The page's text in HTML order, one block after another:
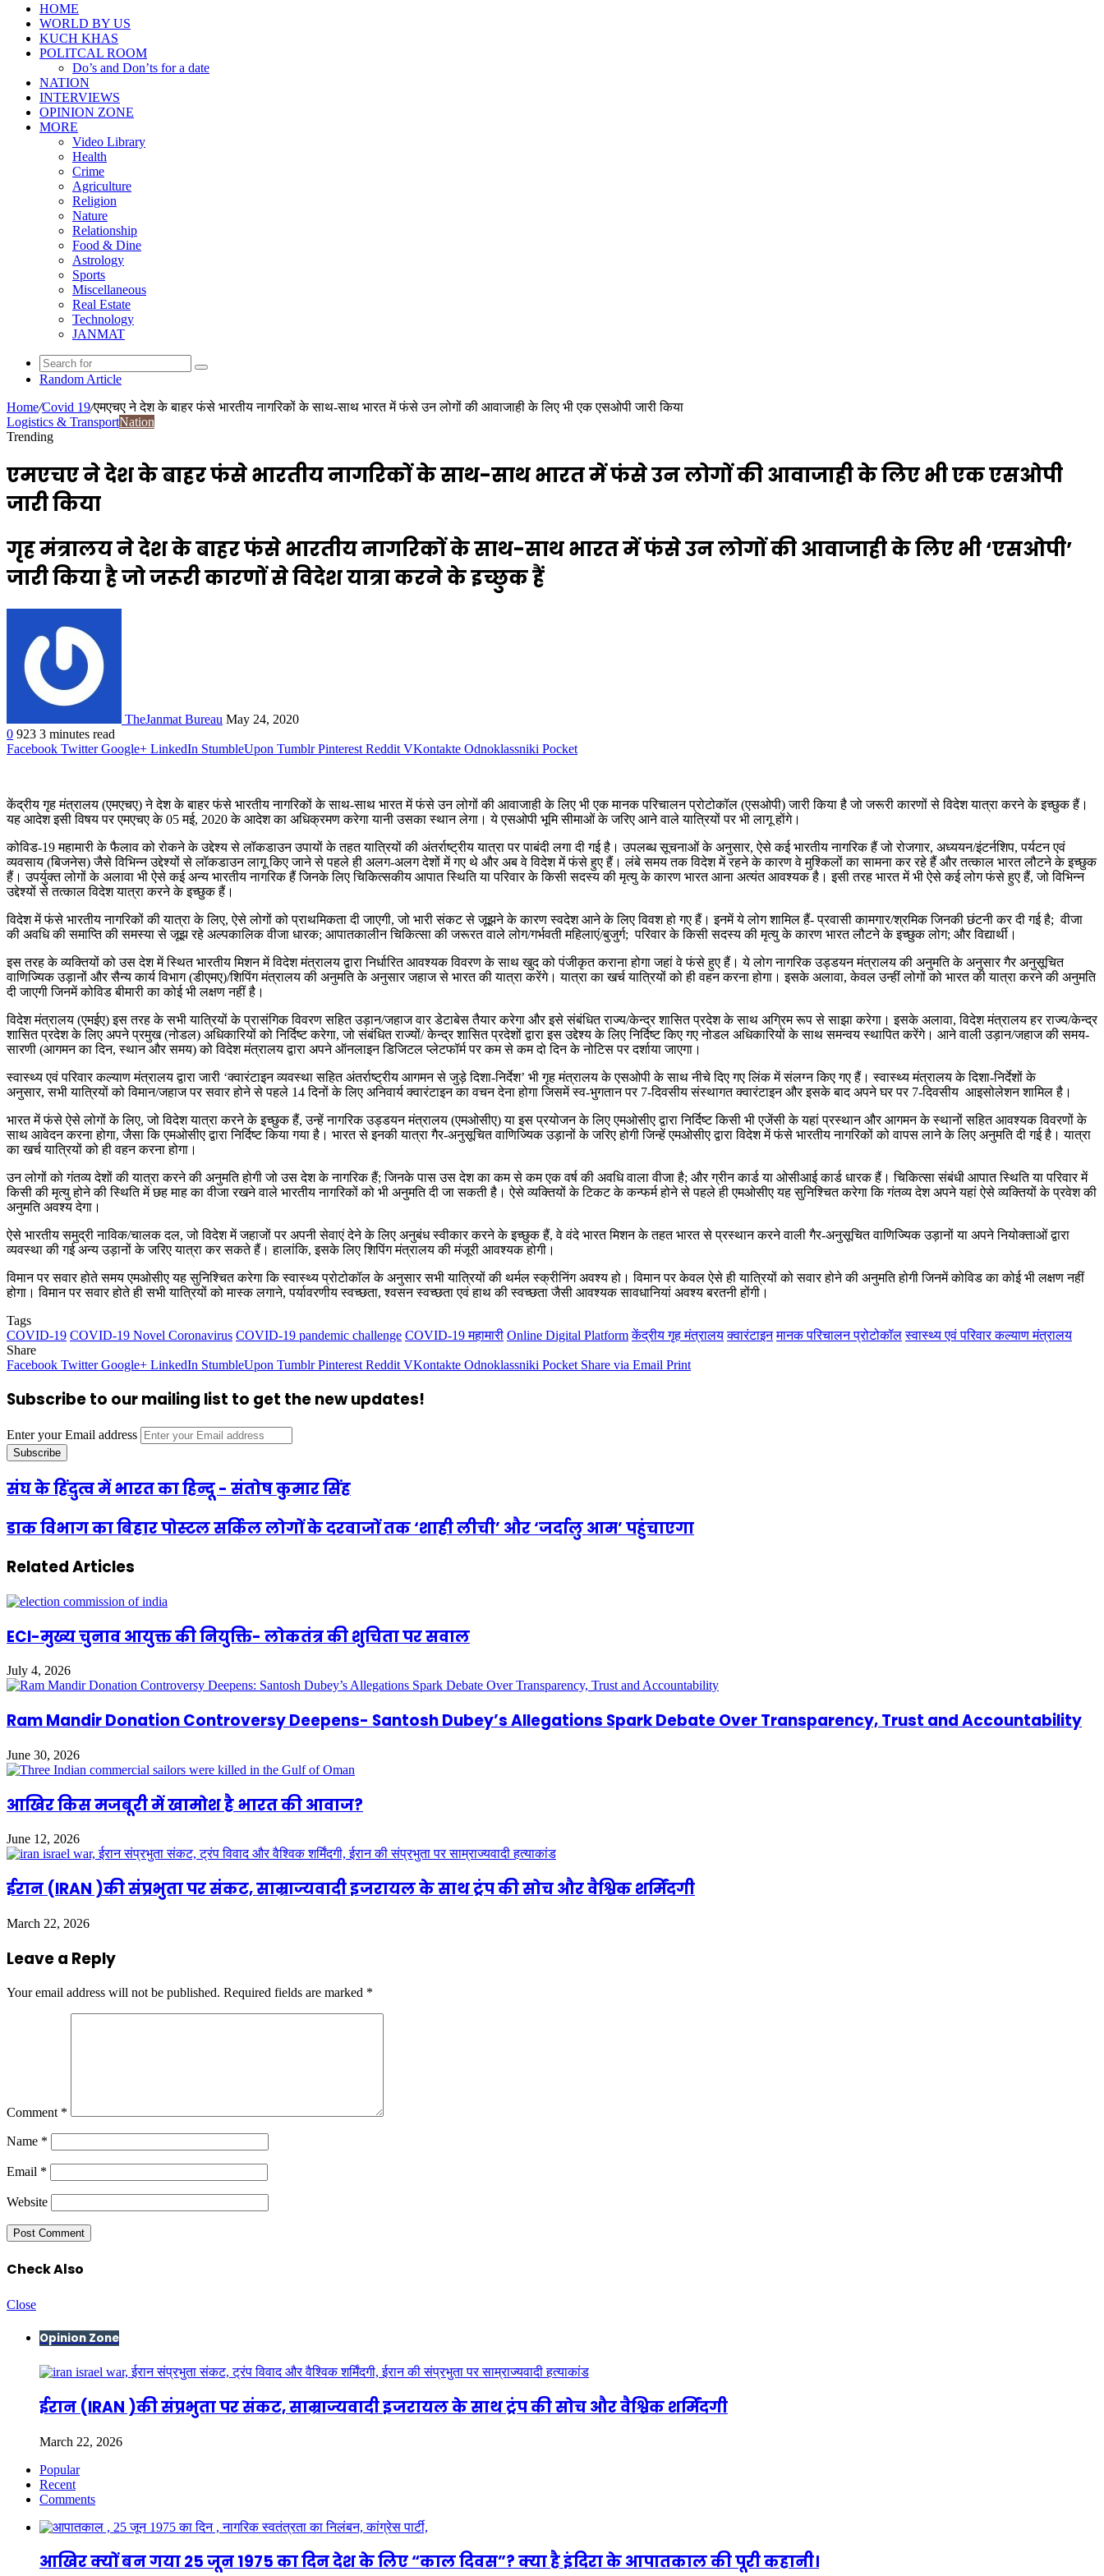
HOME
WORLD BY US
KUCH KHAS
POLITCAL ROOM
Do’s and Don’ts for a date
NATION
INTERVIEWS
OPINION ZONE
MORE
Video Library
Health
Crime
Agriculture
Religion
Nature
Relationship
Food & Dine
Astrology
Sports
Miscellaneous
Real Estate
Technology
JANMAT
Random Article
Home/Covid 19/एमएचए ने देश के बाहर फंसे भारतीय नागरिकों के साथ-साथ भारत में फंसे उन लोगों की आवाजाही के लिए भी एक एसओपी जारी किया
Logistics & TransportNation
Trending
एमएचए ने देश के बाहर फंसे भारतीय नागरिकों के साथ-साथ भारत में फंसे उन लोगों की आवाजाही के लिए भी एक एसओपी
जारी किया
गृह मंत्रालय ने देश के बाहर फंसे भारतीय नागरिकों के साथ-साथ भारत में फंसे उन लोगों की आवाजाही के लिए भी ‘एसओपी’
जारी किया है जो जरूरी कारणों से विदेश यात्रा करने के इच्छुक हैं
TheJanmat Bureau May 24, 2020
0 923 3 minutes read
Facebook Twitter Google+ LinkedIn StumbleUpon Tumblr Pinterest Reddit VKontakte Odnoklassniki Pocket
केंद्रीय गृह मंत्रालय (एमएचए) ने देश के बाहर फंसे भारतीय नागरिकों के साथ-साथ भारत में फंसे उन लोगों की आवाजाही के लिए भी एक मानक परिचालन प्रोटोकॉल (एसओपी) जारी किया है जो जरूरी कारणों से विदेश यात्रा करने के इच्छुक हैं।
यह आदेश इसी विषय पर एमएचए के 05 मई, 2020 के आदेश का अधिक्रमण करेगा यानी उसका स्‍थान लेगा। ये एसओपी भूमि सीमाओं के जरिए आने वाले यात्रियों पर भी लागू होंगे।
कोविड-19 महामारी के फैलाव को रोकने के उद्देश्‍य से लॉकडाउन उपायों के तहत यात्रियों की अंतर्राष्ट्रीय यात्रा पर पाबंदी लगा दी गई है। उपलब्ध सूचनाओं के अनुसार, ऐसे कई भारतीय नागरिक हैं जो रोजगार, अध्ययन/इंटर्नशिप, पर्यटन एवं
व्यवसाय (बिजनेस) जैसे विभिन्न उद्देश्यों से लॉकडाउन लागू किए जाने से पहले ही अलग-अलग देशों में गए थे और अब वे विदेश में फंसे हुए हैं। लंबे समय तक विदेश में रहने के कारण वे मुश्किलों का सामना कर रहे हैं और तत्काल भारत लौटने के इच्छुक
हैं। उपर्युक्त लोगों के अलावा भी ऐसे कई अन्य भारतीय नागरिक हैं जिनके लिए चिकित्सकीय आपात स्थिति या परिवार के किसी सदस्य की मृत्यु के कारण भारत आना अत्‍यंत आवश्यक है। इसी तरह भारत में भी ऐसे कई लोग फंसे हुए हैं, जो विभिन्न
उद्देश्यों से तत्‍काल विदेश यात्रा करने के इच्छुक हैं।
विदेश में फंसे भारतीय नागरिकों की यात्रा के लिए, ऐसे लोगों को प्राथमिकता दी जाएगी, जो भारी संकट से जूझने के कारण स्‍वदेश आने के लिए विवश हो गए हैं। इनमें ये लोग शामिल हैं- प्रवासी कामगार/श्रमिक जिनकी छंटनी कर दी गई है; वीजा
की अवधि की समाप्ति की समस्‍या से जूझ रहे अल्पकालिक वीजा धारक; आपातकालीन चिकित्सा की जरूरत वाले लोग/गर्भवती महिलाएं/बुजुर्ग; परिवार के किसी सदस्य की मृत्यु के कारण भारत लौटने के इच्‍छुक लोग; और विद्यार्थी।
इस तरह के व्यक्तियों को उस देश में स्थित भारतीय मिशन में विदेश मंत्रालय द्वारा निर्धारित आवश्यक विवरण के साथ खुद को पंजीकृत कराना होगा जहां वे फंसे हुए हैं। ये लोग नागरिक उड्डयन मंत्रालय की अनुमति के अनुसार गैर अनुसूचित
वाणिज्यिक उड़ानों और सैन्य कार्य विभाग (डीएमए)/शिपिंग मंत्रालय की अनुमति के अनुसार जहाज से भारत की यात्रा करेंगे। यात्रा का खर्च यात्रियों को ही वहन करना होगा। इसके अलावा, केवल उन्‍हीं लोगों को भारत की यात्रा करने की अनुमति
दी जाएगी जिनमें कोविड बीमारी का कोई भी लक्षण नहीं है।
विदेश मंत्रालय (एमईए) इस तरह के सभी यात्रियों के प्रासंगिक विवरण सहित उड़ान/जहाज वार डेटाबेस तैयार करेगा और इसे संबंधित राज्य/केन्द्र शासित प्रदेश के साथ अग्रिम रूप से साझा करेगा। इसके अलावा, विदेश मंत्रालय हर राज्य/केन्द्र
शासित प्रदेश के लिए अपने प्रमुख (नोडल) अधिकारियों को निर्दिष्‍ट करेगा, जो संबंधित राज्यों/ केन्द्र शासित प्रदेशों द्वारा इस उद्देश्य के लिए निर्दिष्‍ट किए गए नोडल अधिकारियों के साथ समन्वय स्‍थापित करेंगे। आने वाली उड़ान/जहाज की समय-
सारणी (आगमन का दिन, स्थान और समय) को विदेश मंत्रालय द्वारा अपने ऑनलाइन डिजिटल प्लेटफॉर्म पर कम से कम दो दिन के नोटिस पर दर्शाया जाएगा।
स्वास्थ्य एवं परिवार कल्याण मंत्रालय द्वारा जारी ‘क्‍वारंटाइन व्यवस्था सहित अंतर्राष्ट्रीय आगमन से जुड़े दिशा-निर्देश’ भी गृह मंत्रालय के एसओपी के साथ नीचे दिए गए लिंक में संलग्न किए गए हैं। स्वास्थ्य मंत्रालय के दिशा-निर्देशों के
अनुसार, सभी यात्रियों को विमान/जहाज पर सवार होने से पहले 14 दिनों के लिए अनिवार्य क्‍वारंटाइन का वचन देना होगा जिसमें स्व-भुगतान पर 7-दिवसीय संस्थागत क्‍वारंटाइन और इसके बाद अपने घर पर 7-दिवसीय आइसोलेशन शामिल है।
भारत में फंसे ऐसे लोगों के लिए, जो विदेश यात्रा करने के इच्छुक हैं, उन्हें नागरिक उड्डयन मंत्रालय (एमओसीए) या इस प्रयोजन के लिए एमओसीए द्वारा निर्दिष्ट किसी भी एजेंसी के यहां प्रस्थान और आगमन के स्थानों सहित आवश्यक विवरणों के
साथ आवेदन करना होगा, जैसा कि एमओसीए द्वारा निर्दिष्‍ट किया गया है। भारत से इनकी यात्रा गैर-अनुसूचित वाणिज्यिक उड़ानों के जरिए होगी जिन्हें एमओसीए द्वारा विदेश में फंसे भारतीय नागरिकों को वापस लाने के लिए अनुमति दी गई है। यात्रा
का खर्च यात्रियों को ही वहन करना होगा।
उन लोगों को गंतव्य देशों की यात्रा करने की अनुमति होगी जो उस देश के नागरिक हैं; जिनके पास उस देश का कम से कम एक वर्ष की अवधि वाला वीजा है; और ग्रीन कार्ड या ओसीआई कार्ड धारक हैं। चिकित्सा संबंधी आपात स्थिति या परिवार में
किसी की मृत्यु होने की स्थिति में छह माह का वीजा रखने वाले भारतीय नागरिकों को भी अनुमति दी जा सकती है। ऐसे व्यक्तियों के टिकट के कन्फर्म होने से पहले ही एमओसीए यह सुनिश्चित करेगा कि गंतव्य देश अपने यहां ऐसे व्यक्तियों के प्रवेश की
अनुमति अवश्‍य देगा।
ऐसे भारतीय समुद्री नाविक/चालक दल, जो विदेश में जहाजों पर अपनी सेवाएं देने के लिए अनुबंध स्वीकार करने के इच्‍छुक हैं, वे वंदे भारत मिशन के तहत भारत से प्रस्थान करने वाली गैर-अनुसूचित वाणिज्यिक उड़ानों या अपने नियोक्ताओं द्वारा
व्यवस्‍था की गई अन्य उड़ानों के जरिए यात्रा कर सकते हैं। हालांकि, इसके लिए शिपिंग मंत्रालय की मंजूरी आवश्‍यक होगी।
विमान पर सवार होते समय एमओसीए यह सुनिश्चित करेगा कि स्वास्थ्य प्रोटोकॉल के अनुसार सभी यात्रियों की थर्मल स्क्रीनिंग अवश्‍य हो। विमान पर केवल ऐसे ही यात्रियों को सवार होने की अनुमति होगी जिनमें कोविड का कोई भी लक्षण नहीं
होगा। विमान पर सवार होते ही सभी यात्रियों को मास्क लगाने, पर्यावरणीय स्वच्छता, श्वसन स्वच्छता एवं हाथ की स्वच्छता जैसी आवश्यक सावधानियां अवश्‍य बरतनी होंगी।
Tags
COVID-19 COVID-19 Novel Coronavirus COVID-19 pandemic challenge COVID-19 महामारी Online Digital Platform केंद्रीय गृह मंत्रालय क्‍वारंटाइन मानक परिचालन प्रोटोकॉल स्वास्थ्य एवं परिवार कल्याण मंत्रालय
Share
Facebook Twitter Google+ LinkedIn StumbleUpon Tumblr Pinterest Reddit VKontakte Odnoklassniki Pocket Share via Email Print
Subscribe to our mailing list to get the new updates!
Enter your Email address
संघ के हिंदुत्व में भारत का हिन्दू - संतोष कुमार सिंह
डाक विभाग का बिहार पोस्टल सर्किल लोगों के दरवाजों तक ‘शाही लीची’ और ‘जर्दालु आम’ पहुंचाएगा
Related Articles
ECI-मुख्य चुनाव आयुक्त की नियुक्ति- लोकतंत्र की शुचिता पर सवाल
July 4, 2026
Ram Mandir Donation Controversy Deepens- Santosh Dubey’s Allegations Spark Debate Over Transparency, Trust and Accountability
June 30, 2026
आखिर किस मजबूरी में खामोश है भारत की आवाज?
June 12, 2026
ईरान (IRAN )की संप्रभुता पर संकट, साम्राज्यवादी इजरायल के साथ ट्रंप की सोच और वैश्विक शर्मिंदगी
March 22, 2026
Leave a Reply
Your email address will not be published. Required fields are marked *
Comment *
Name *
Email *
Website
Check Also
Close
Opinion Zone
ईरान (IRAN )की संप्रभुता पर संकट, साम्राज्यवादी इजरायल के साथ ट्रंप की सोच और वैश्विक शर्मिंदगी
March 22, 2026
Popular
Recent
Comments
आखिर क्यों बन गया 25 जून 1975 का दिन देश के लिए “काल दिवस”? क्या है इंदिरा के आपातकाल की पूरी कहानी।